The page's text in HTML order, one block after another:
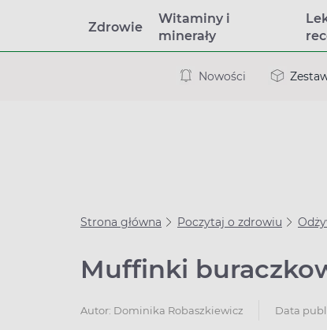
Zdrowie
Witaminy i
minerały
Nowości
Strona główna Poczytaj o zdrowiu
Muffinki
Autor: Dominika Robaszkiewicz Data